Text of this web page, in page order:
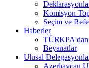
Komisyon
Seçim ve
Haberler
TÜRKPA'dan
Beyanatlar
Ulusal
Azerbaycan